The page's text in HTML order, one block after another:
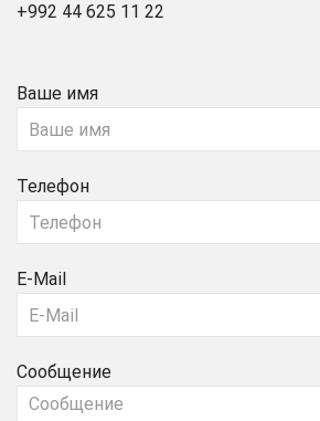
+992 44 625 11 22
Ваше имя
Телефон
E-Mail
Сообщение